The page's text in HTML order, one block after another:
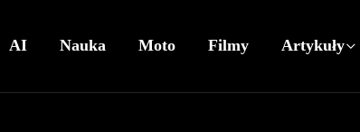
AI Nauka Moto Filmy Artykuły